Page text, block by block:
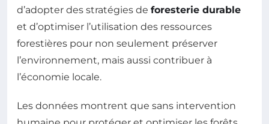
d’adopter des stratégies de foresterie durable
et d’optimiser l’utilisation des ressources
forestières pour non seulement préserver
l’environnement, mais aussi contribuer à
l’économie locale.
Les données montrent que sans intervention